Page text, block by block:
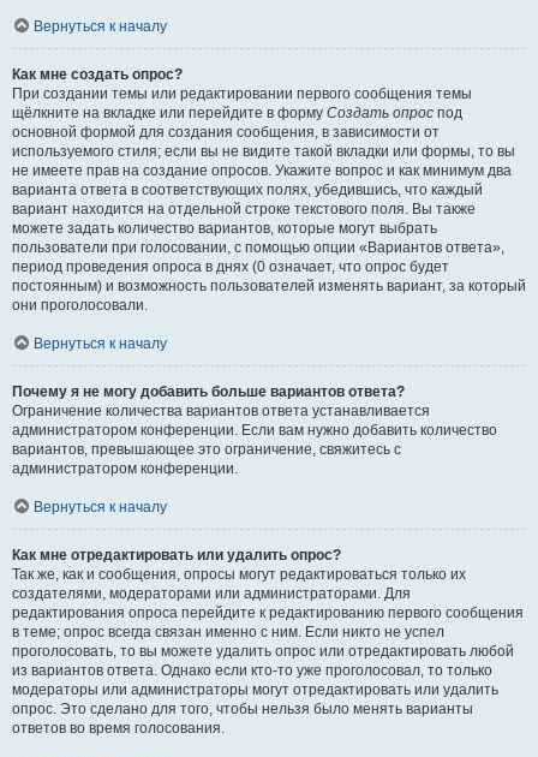
Вернуться к началу
Как мне создать опрос?
При создании темы или редактировании первого сообщения темы
щёлкните на вкладке или перейдите в форму Создать опрос под
основной формой для создания сообщения, в зависимости от
используемого стиля; если вы не видите такой вкладки или формы, то вы
не имеете прав на создание опросов. Укажите вопрос и как минимум два
варианта ответа в соответствующих полях, убедившись, что каждый
вариант находится на отдельной строке текстового поля. Вы также
можете задать количество вариантов, которые могут выбрать
пользователи при голосовании, с помощью опции «Вариантов ответа»,
период проведения опроса в днях (0 означает, что опрос будет
постоянным) и возможность пользователей изменять вариант, за который
они проголосовали.
Вернуться к началу
Почему я не могу добавить больше вариантов ответа?
Ограничение количества вариантов ответа устанавливается
администратором конференции. Если вам нужно добавить количество
вариантов, превышающее это ограничение, свяжитесь с
администратором конференции.
Вернуться к началу
Как мне отредактировать или удалить опрос?
Так же, как и сообщения, опросы могут редактироваться только их
создателями, модераторами или администраторами. Для
редактирования опроса перейдите к редактированию первого сообщения
в теме; опрос всегда связан именно с ним. Если никто не успел
проголосовать, то вы можете удалить опрос или отредактировать любой
из вариантов ответа. Однако если кто-то уже проголосовал, то только
модераторы или администраторы могут отредактировать или удалить
опрос. Это сделано для того, чтобы нельзя было менять варианты
ответов во время голосования.